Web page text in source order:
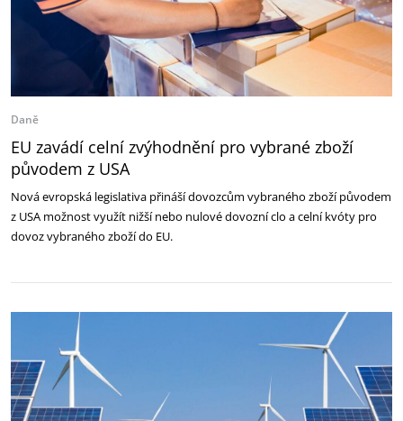
Daně
EU zavádí celní zvýhodnění pro vybrané zboží
původem z USA
Nová evropská legislativa přináší dovozcům vybraného zboží původem
z USA možnost využít nižší nebo nulové dovozní clo a celní kvóty pro
dovoz vybraného zboží do EU.